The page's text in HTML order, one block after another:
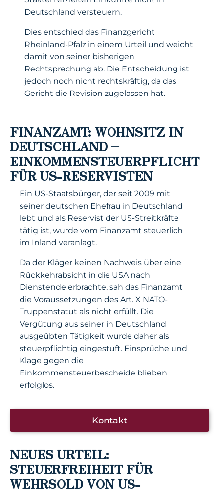
Deutschland versteuern.
Dies entschied das Finanzgericht
Rheinland-Pfalz in einem Urteil und weicht
damit von seiner bisherigen
Rechtsprechung ab. Die Entscheidung ist
jedoch noch nicht rechtskräftig, da das
Gericht die Revision zugelassen hat.
FINANZAMT: WOHNSITZ IN
DEUTSCHLAND –
EINKOMMENSTEUERPFLICHT
FÜR US-RESERVISTEN
Ein US-Staatsbürger, der seit 2009 mit
seiner deutschen Ehefrau in Deutschland
lebt und als Reservist der US-Streitkräfte
tätig ist, wurde vom Finanzamt steuerlich
im Inland veranlagt.
Da der Kläger keinen Nachweis über eine
Rückkehrabsicht in die USA nach
Dienstende erbrachte, sah das Finanzamt
die Voraussetzungen des Art. X NATO-
Truppenstatut als nicht erfüllt. Die
Vergütung aus seiner in Deutschland
ausgeübten Tätigkeit wurde daher als
steuerpflichtig eingestuft. Einsprüche und
Klage gegen die
Einkommensteuerbescheide blieben
erfolglos.
Kontakt
NEUES URTEIL:
STEUERFREIHEIT FÜR
WEHRSOLD VON US-